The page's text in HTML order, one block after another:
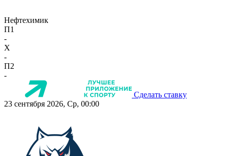
Нефтехимик
П1
-
X
-
П2
-
Сделать ставку
23 сентября 2026, Ср, 00:00